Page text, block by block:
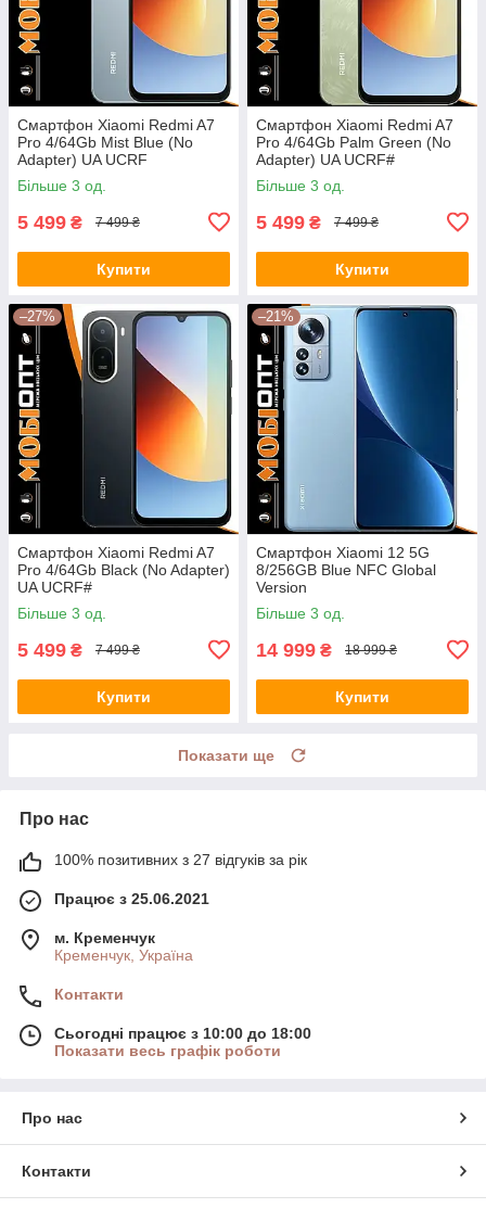
Смартфон Xiaomi Redmi A7
Pro 4/64Gb Mist Blue (No
Adapter) UA UCRF
Більше 3 од.
5 499 ₴ 7 499 ₴
Купити
Смартфон Xiaomi Redmi A7
Pro 4/64Gb Palm Green (No
Adapter) UA UCRF#
Більше 3 од.
5 499 ₴ 7 499 ₴
Купити
–27%
Смартфон Xiaomi Redmi A7
Pro 4/64Gb Black (No Adapter)
UA UCRF#
Більше 3 од.
5 499 ₴ 7 499 ₴
Купити
–21%
Смартфон Xiaomi 12 5G
8/256GB Blue NFC Global
Version
Більше 3 од.
14 999 ₴ 18 999 ₴
Купити
Показати ще
Про нас
100% позитивних з 27 відгуків за рік
Працює з 25.06.2021
м. Кременчук
Кременчук, Україна
Контакти
Сьогодні працює з 10:00 до 18:00
Показати весь графік роботи
Про нас
Контакти